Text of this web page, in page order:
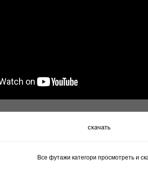
скачать
Все футажи категори просмотреть и